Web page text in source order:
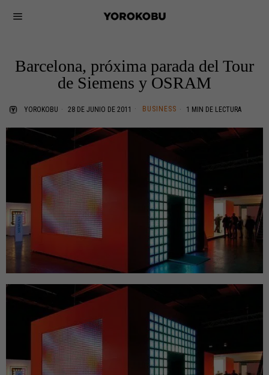
Barcelona, próxima parada del Tour
de Siemens y OSRAM
YOROKOBU 28 DE JUNIO DE 2011 BUSINESS 1 MIN DE LECTURA